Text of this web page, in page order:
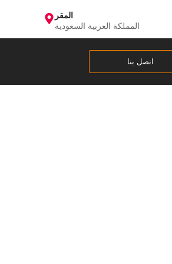
المقر
المملكة العربية السعودية
اتصل بنا